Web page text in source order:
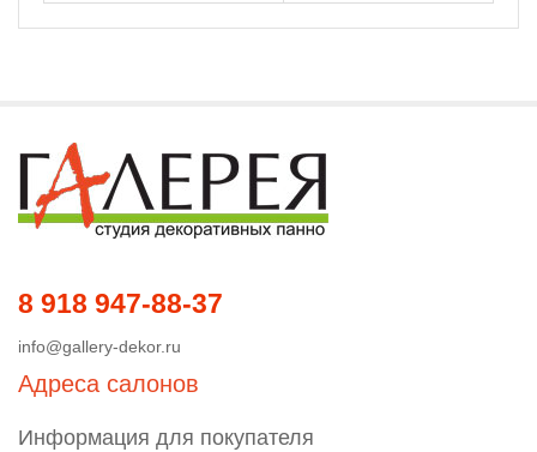
8 918 947-88-37
info@gallery-dekor.ru
Адреса салонов
Информация для покупателя